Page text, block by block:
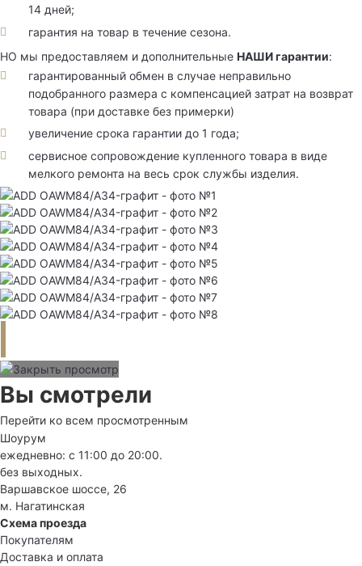
14 дней;
гарантия на товар в течение сезона.
НО мы предоставляем и дополнительные НАШИ гарантии:
гарантированный обмен в случае неправильно
подобранного размера с компенсацией затрат на возврат
товара (при доставке без примерки)
увеличение срока гарантии до 1 года;
сервисное сопровождение купленного товара в виде
мелкого ремонта на весь срок службы изделия.
Вы смотрели
Перейти ко всем просмотренным
Шоурум
ежедневно: с 11:00 до 20:00.
без выходных.
Варшавское шоссе, 26
м. Нагатинская
Схема проезда
Покупателям
Доставка и оплата